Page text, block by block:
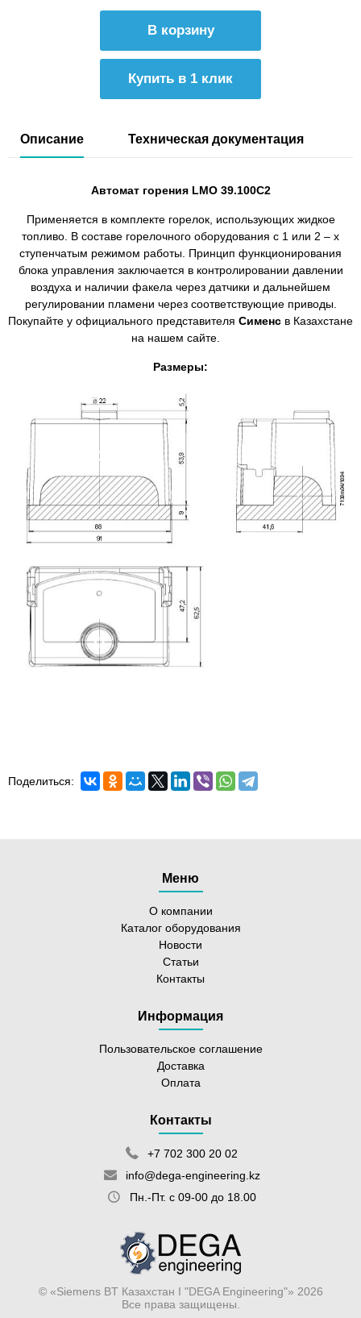
Купить в 1 клик
Описание Техническая документация
Автомат горения LMO 39.100C2
Применяется в комплекте горелок, использующих жидкое
топливо. В составе горелочного оборудования с 1 или 2 – х
ступенчатым режимом работы. Принцип функционирования
блока управления заключается в контролировании давлении
воздуха и наличии факела через датчики и дальнейшем
регулировании пламени через соответствующие приводы.
Покупайте у официального представителя Сименс в Казахстане
на нашем сайте.
Размеры:
Поделиться:
© «Siemens BT Казахстан I "DEGA Engineering"» 2026
Все права защищены.
Меню
О компании
Каталог оборудования
Новости
Статьи
Контакты
Информация
Пользовательское соглашение
Доставка
Оплата
Контакты
+7 702 300 20 02
info@dega-engineering.kz
Пн.-Пт. с 09-00 до 18.00